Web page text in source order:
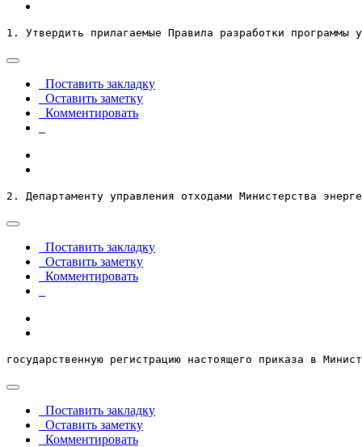
1. Утвердить прилагаемые Правила разработки программы
Поставить закладку
Оставить заметку
Комментировать
2. Департаменту управления отходами Министерства
Поставить закладку
Оставить заметку
Комментировать
государственную регистрацию настоящего приказа в
Поставить закладку
Оставить заметку
Комментировать